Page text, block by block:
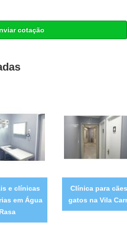
cotação
e clínicas
em Água
Rasa
Clínica para
gatos na Vila